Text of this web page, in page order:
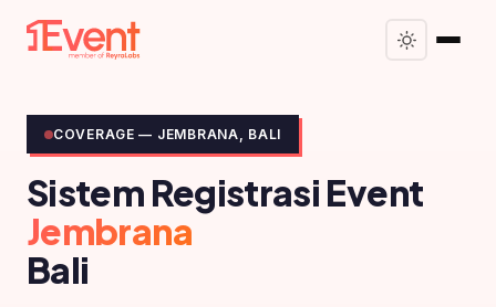
COVERAGE — JEMBRANA, BALI
Sistem Registrasi Event
Jembrana
Bali